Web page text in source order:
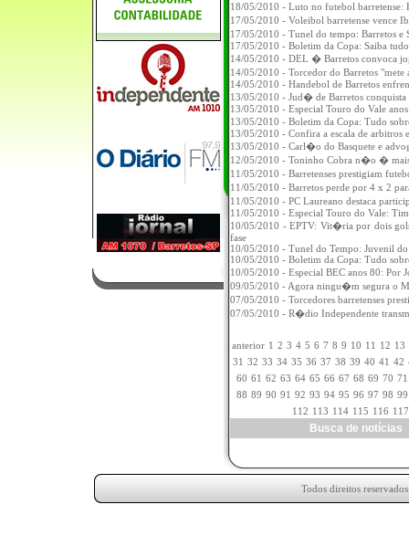
18/05/2010 - Luto no futebol barretense:
17/05/2010 - Voleibol barretense vence
17/05/2010 - Tunel do tempo: Barretos e
17/05/2010 - Boletim da Copa: Saiba
14/05/2010 - DEL � Barretos convoca
14/05/2010 - Torcedor do Barretos
14/05/2010 - Handebol de Barretos
13/05/2010 - Jud� de Barretos
13/05/2010 - Especial Touro do Vale
13/05/2010 - Boletim da Copa: Tudo
13/05/2010 - Confira a escala de arbitros
13/05/2010 - Carl�o do Basquete e
12/05/2010 - Toninho Cobra n�o �
11/05/2010 - Barretenses prestigiam
11/05/2010 - Barretos perde por 4 x 2
11/05/2010 - PC Laureano destaca
11/05/2010 - Especial Touro do Vale:
10/05/2010 - EPTV: Vit�ria por dois
fase
10/05/2010 - Tunel do Tempo: Juvenil
10/05/2010 - Boletim da Copa: Tudo
10/05/2010 - Especial BEC anos 80: Por
09/05/2010 - Agora ningu�m segura o
07/05/2010 - Torcedores barretenses
07/05/2010 - R�dio Independente
anterior 1 2 3 4 5 6 7 8 9 10 11 12 13
31 32 33 34 35 36 37 38 39 40 41 42
60 61 62 63 64 65 66 67 68 69 70 71
88 89 90 91 92 93 94 95 96 97 98 99
112 113 114 115 116 117
Busca de
Todos direitos